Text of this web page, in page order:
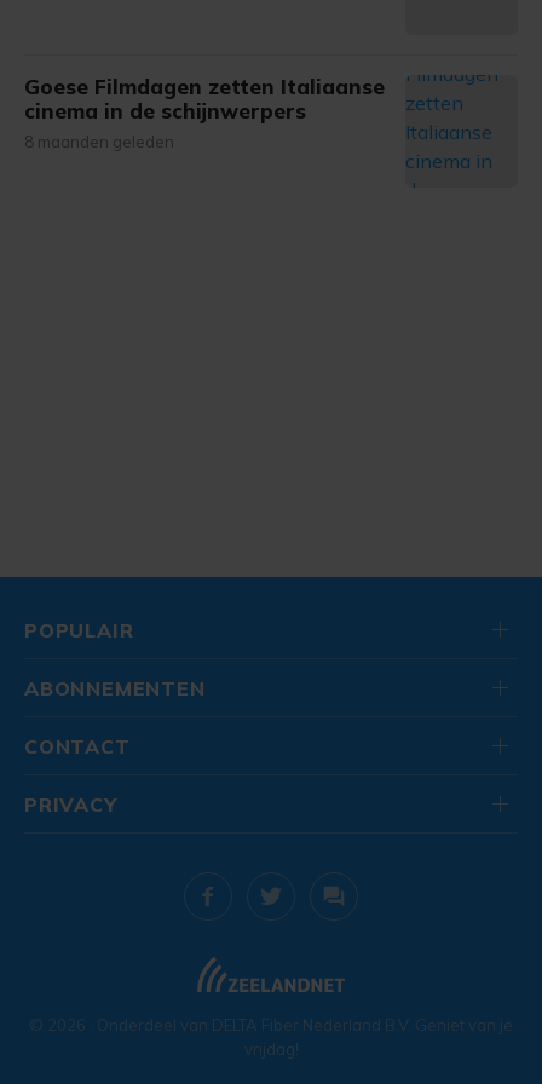
Goese Filmdagen zetten Italiaanse
cinema in de schijnwerpers
8 maanden geleden
POPULAIR
ABONNEMENTEN
CONTACT
© 2026 . Onderdeel van DELTA Fiber Nederland B.V. Geniet van je
vrijdag!
PRIVACY